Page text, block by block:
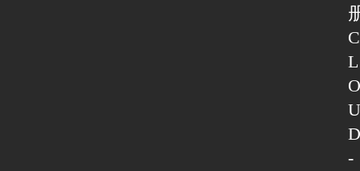
C
L
O
U
D
-